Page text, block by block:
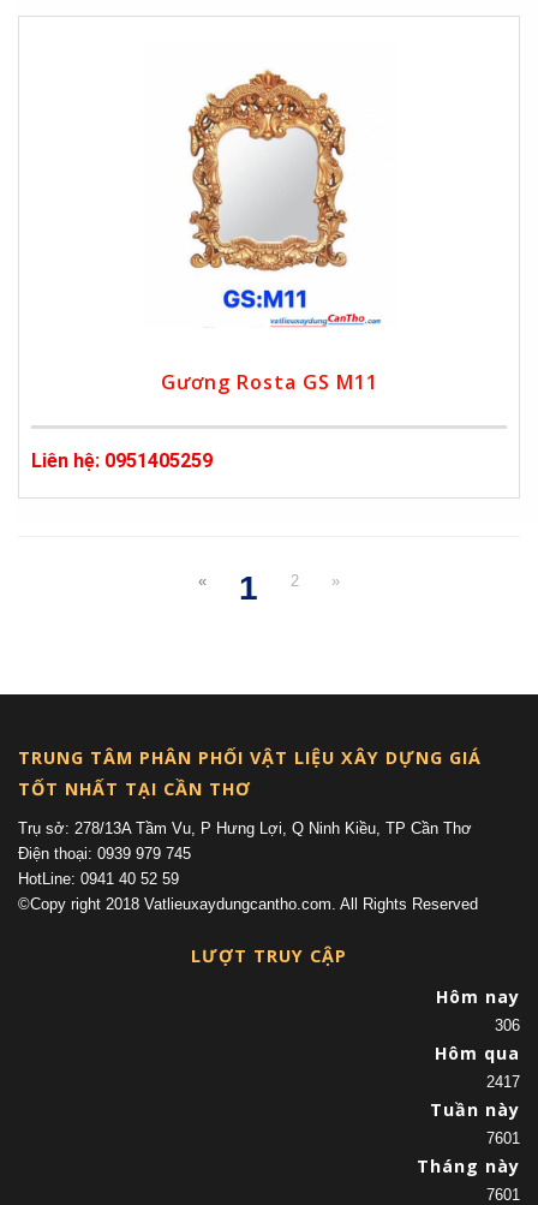
Gương Rosta GS M11
Liên hệ: 0951405259
«
1
2 »
TRUNG TÂM PHÂN PHỐI VẬT LIỆU XÂY DỰNG GIÁ
TỐT NHẤT TẠI CẦN THƠ
Trụ sở: 278/13A Tầm Vu, P Hưng Lợi, Q Ninh Kiều, TP Cần Thơ
Điện thoại: 0939 979 745
HotLine: 0941 40 52 59
©Copy right 2018 Vatlieuxaydungcantho.com. All Rights Reserved
LƯỢT TRUY CẬP
Hôm nay
306
Hôm qua
2417
Tuần này
7601
Tháng này
7601